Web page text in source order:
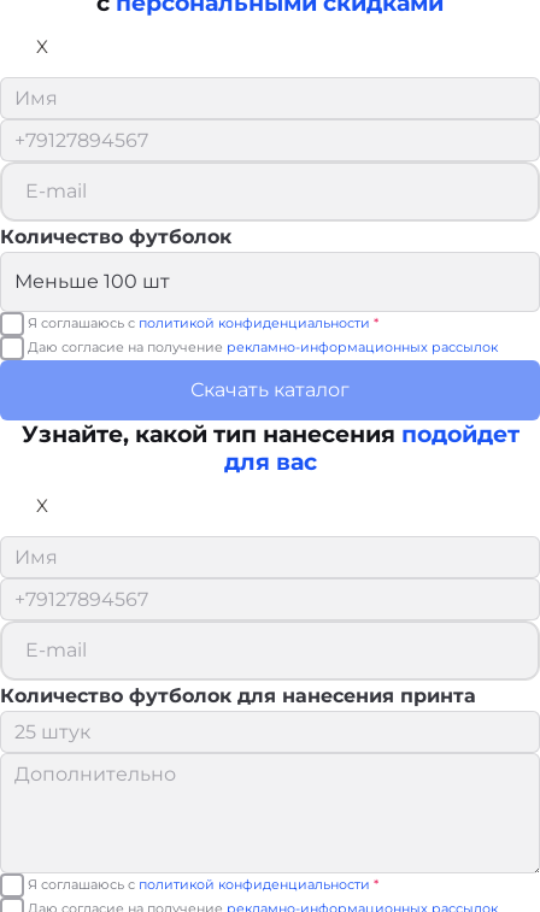
X
Количество футболок
Я соглашаюсь с политикой конфиденциальности *
Даю согласие на получение рекламно-информационных рассылок
Скачать каталог
Узнайте, какой тип нанесения подойдет
для вас
X
Количество футболок для нанесения принта
Я соглашаюсь с политикой конфиденциальности *